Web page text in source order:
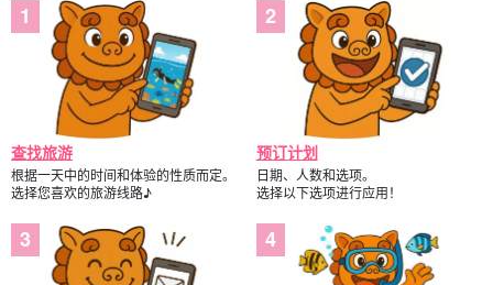
查找旅游
根据一天中的时间和体验的性质而定。
选择您喜欢的旅游线路♪
预订计划
日期、人数和选项。
选择以下选项进行应用！